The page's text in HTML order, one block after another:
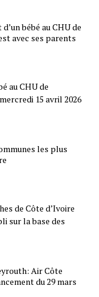
bébé au CHU de
avec ses parents
au CHU de
15 avril 2026
les plus
de Côte d’Ivoire
sur la base des
Air Côte
du 29 mars